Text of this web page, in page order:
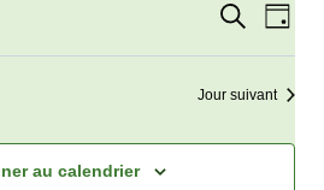
Recherche
de
Jour
Jour suivant
au calendrier